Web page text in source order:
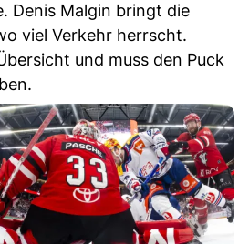
Denis Malgin bringt die
viel Verkehr herrscht.
und muss den Puck